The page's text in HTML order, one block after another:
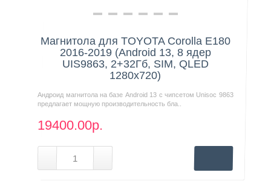
Нашли дешевле?
Магнитола для TOYOTA Corolla E180
2016-2019 (Android 13, 8 ядер
UIS9863, 2+32Гб, SIM, QLED
1280x720)
Андроид магнитола на базе Android 13 с чипсетом Unisoc 9863
предлагает мощную производительность бла..
19400.00р.